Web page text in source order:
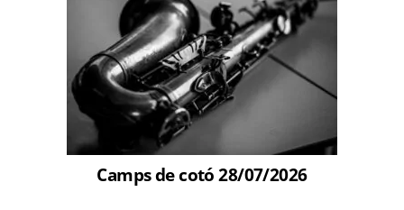
Camps de cotó 28/07/2026